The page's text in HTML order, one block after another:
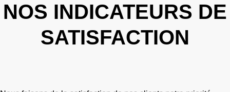
NOS INDICATEURS DE
SATISFACTION